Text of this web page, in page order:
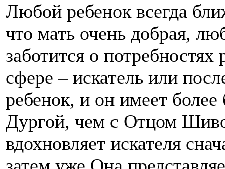
Любой ребенок всегда
что мать очень добрая,
заботится о
сфере – искатель или
ребенок, и он имеет
Дургой, чем с Отцом
вдохновляет искателя